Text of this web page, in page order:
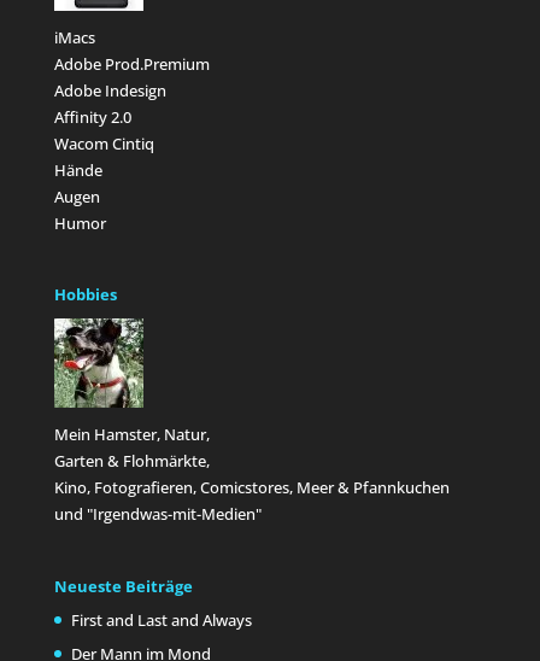
iMacs
Adobe Prod.Premium
Adobe Indesign
Affinity 2.0
Wacom Cintiq
Hände
Augen
Humor
Hobbies
Mein Hamster, Natur,
Garten & Flohmärkte,
Kino, Fotografieren, Comicstores, Meer & Pfannkuchen
und "Irgendwas-mit-Medien"
Neueste Beiträge
First and Last and Always
Der Mann im Mond